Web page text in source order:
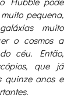
pequena,
muito
o cosmos a
céu. Então,
que já
quinze anos e